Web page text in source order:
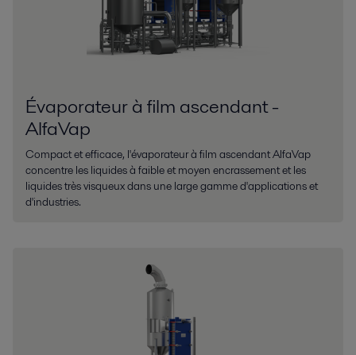
Évaporateur à film ascendant -
AlfaVap
Compact et efficace, l'évaporateur à film ascendant AlfaVap
concentre les liquides à faible et moyen encrassement et les
liquides très visqueux dans une large gamme d'applications et
d'industries.